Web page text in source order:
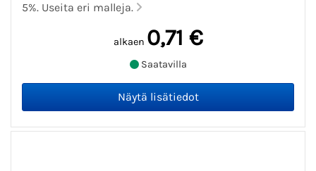
5%. Useita eri malleja.
alkaen 0,71 €
Saatavilla